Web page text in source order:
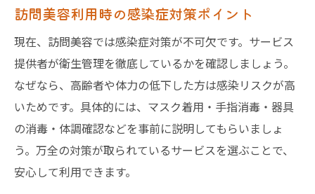
訪問美容利用時の感染症対策ポイント
現在、訪問美容では感染症対策が不可欠です。サービス
提供者が衛生管理を徹底しているかを確認しましょう。
なぜなら、高齢者や体力の低下した方は感染リスクが高
いためです。具体的には、マスク着用・手指消毒・器具
の消毒・体調確認などを事前に説明してもらいましょ
う。万全の対策が取られているサービスを選ぶことで、
安心して利用できます。